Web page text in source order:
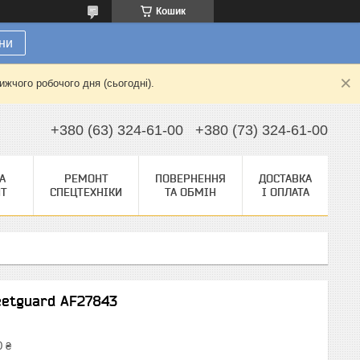
Кошик
робочого дня (сьогодні).
+380 (63) 324-61-00 +380 (73) 324-61-00
РЕМОНТ
СПЕЦТЕХНІКИ
ПОВЕРНЕННЯ
ТА ОБМІН
ДОСТАВКА
І ОПЛАТА
AF27843
₴